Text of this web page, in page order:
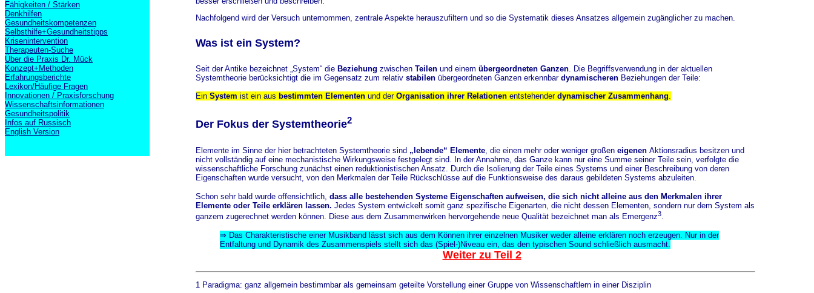
Fähigkeiten / Stärken
Denkhilfen
Gesundheitskompetenzen
Selbsthilfe+Gesundheitstipps
Krisenintervention
Therapeuten-Suche
Über die Praxis Dr. Mück
Konzept+Methoden
Erfahrungsberichte
Lexikon/Häufige Fragen
Innovationen / Praxisforschung
Wissenschaftsinformationen
Gesundheitspolitik
Infos auf Russisch
English Version
Nachfolgend wird der Versuch unternommen, zentrale Aspekte herauszufiltern und so die Systematik dieses Ansatzes allgemein zugänglicher zu machen.
Was ist ein System?
Seit der Antike bezeichnet „System“ die Beziehung zwischen Teilen und einem übergeordneten Ganzen. Die Begriffsverwendung in der aktuellen
Systemtheorie berücksichtigt die im Gegensatz zum relativ stabilen übergeordneten Ganzen erkennbar dynamischeren Beziehungen der Teile:
Ein System ist ein aus bestimmten Elementen und der Organisation ihrer Relationen entstehender dynamischer Zusammenhang.
Der Fokus der Systemtheorie2
Elemente im Sinne der hier betrachteten Systemtheorie sind „lebende“ Elemente, die einen mehr oder weniger großen eigenen Aktionsradius besitzen und
nicht vollständig auf eine mechanistische Wirkungsweise festgelegt sind. In der Annahme, das Ganze kann nur eine Summe seiner Teile sein, verfolgte die
wissenschaftliche Forschung zunächst einen reduktionistischen Ansatz. Durch die Isolierung der Teile eines Systems und einer Beschreibung von deren
Eigenschaften wurde versucht, von den Merkmalen der Teile Rückschlüsse auf die Funktionsweise des daraus gebildeten Systems abzuleiten.
Schon sehr bald wurde offensichtlich, dass alle bestehenden Systeme Eigenschaften aufweisen, die sich nicht alleine aus den Merkmalen ihrer
Elemente oder Teile erklären lassen. Jedes System entwickelt somit ganz spezifische Eigenarten, die nicht dessen Elementen, sondern nur dem System als
ganzem zugerechnet werden können. Diese aus dem Zusammenwirken hervorgehende neue Qualität bezeichnet man als Emergenz3.
⇒ Das Charakteristische einer Musikband lässt sich aus dem Können ihrer einzelnen Musiker weder alleine erklären noch erzeugen. Nur in der
Entfaltung und Dynamik des Zusammenspiels stellt sich das (Spiel-)Niveau ein, das den typischen Sound schließlich ausmacht.
Weiter zu Teil 2
1 Paradigma: ganz allgemein bestimmbar als gemeinsam geteilte Vorstellung einer Gruppe von Wissenschaftlern in einer Disziplin